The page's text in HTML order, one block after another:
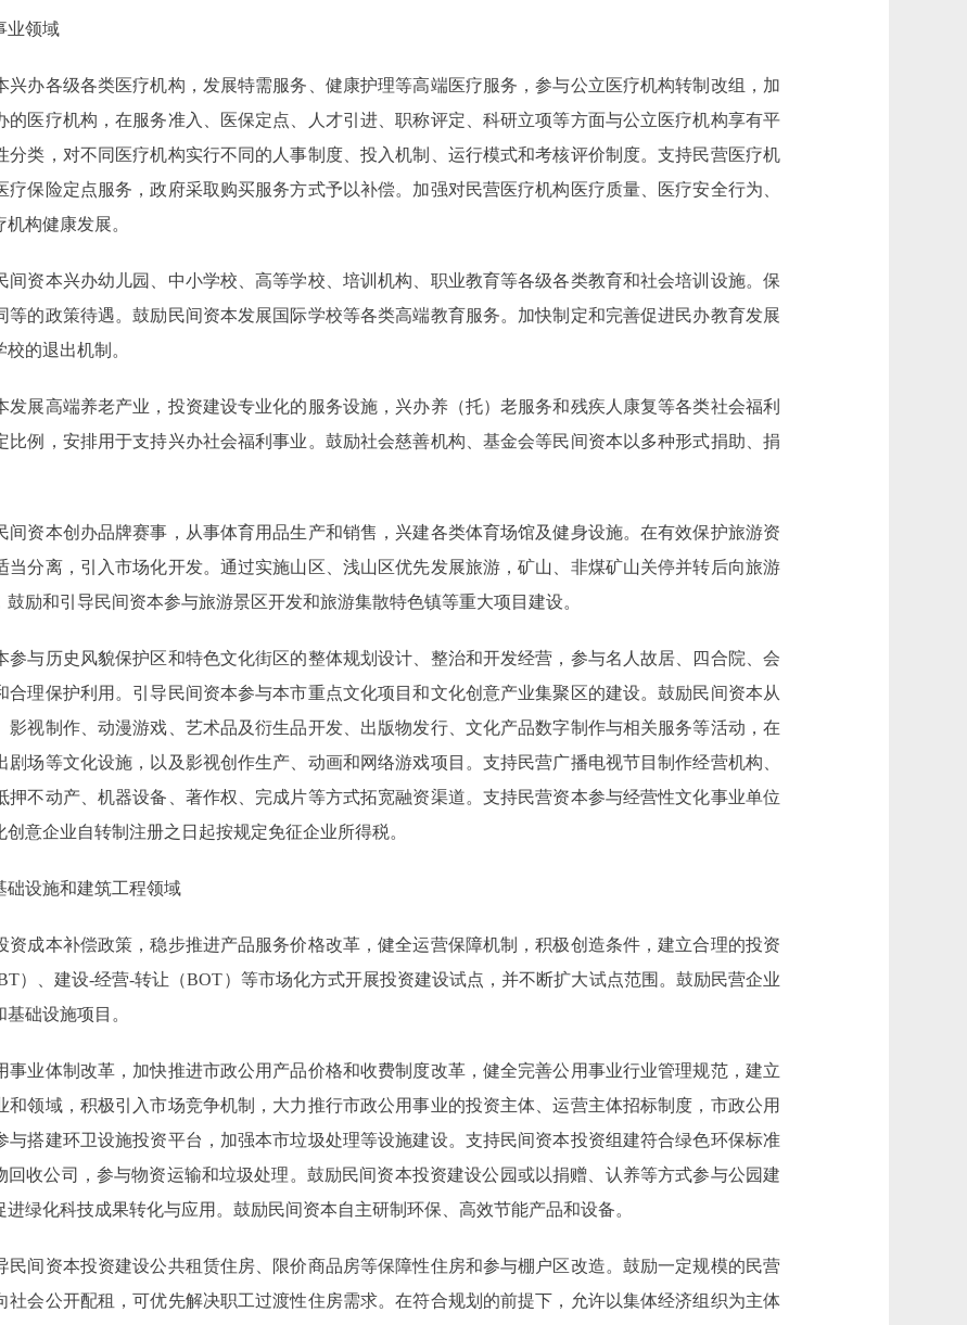
领域
各级各类医疗机构，发展特需服务、健康护理等高端医疗服务，参与公立医疗机构转制改组，加
医疗机构，在服务准入、医保定点、人才引进、职称评定、科研立项等方面与公立医疗机构享有平
类，对不同医疗机构实行不同的人事制度、投入机制、运行模式和考核评价制度。支持民营医疗机
保险定点服务，政府采取购买服务方式予以补偿。加强对民营医疗机构医疗质量、医疗安全行为、
构健康发展。
本兴办幼儿园、中小学校、高等学校、培训机构、职业教育等各级各类教育和社会培训设施。保
等的政策待遇。鼓励民间资本发展国际学校等各类高端教育服务。加快制定和完善促进民办教育发展
的退出机制。
高端养老产业，投资建设专业化的服务设施，兴办养（托）老服务和残疾人康复等各类社会福利
例，安排用于支持兴办社会福利事业。鼓励社会慈善机构、基金会等民间资本以多种形式捐助、捐
本创办品牌赛事，从事体育用品生产和销售，兴建各类体育场馆及健身设施。在有效保护旅游资
分离，引入市场化开发。通过实施山区、浅山区优先发展旅游，矿山、非煤矿山关停并转后向旅游
励和引导民间资本参与旅游景区开发和旅游集散特色镇等重大项目建设。
历史风貌保护区和特色文化街区的整体规划设计、整治和开发经营，参与名人故居、四合院、会
理保护利用。引导民间资本参与本市重点文化项目和文化创意产业集聚区的建设。鼓励民间资本从
视制作、动漫游戏、艺术品及衍生品开发、出版物发行、文化产品数字制作与相关服务等活动，在
场等文化设施，以及影视创作生产、动画和网络游戏项目。支持民营广播电视节目制作经营机构、
押不动产、机器设备、著作权、完成片等方式拓宽融资渠道。支持民营资本参与经营性文化事业单位
意企业自转制注册之日起按规定免征企业所得税。
设施和建筑工程领域
本补偿政策，稳步推进产品服务价格改革，健全运营保障机制，积极创造条件，建立合理的投资
）、建设-经营-转让（BOT）等市场化方式开展投资建设试点，并不断扩大试点范围。鼓励民营企业
础设施项目。
体制改革，加快推进市政公用产品价格和收费制度改革，健全完善公用事业行业管理规范，建立
领域，积极引入市场竞争机制，大力推行市政公用事业的投资主体、运营主体招标制度，市政公用
搭建环卫设施投资平台，加强本市垃圾处理等设施建设。支持民间资本投资组建符合绿色环保标准
回收公司，参与物资运输和垃圾处理。鼓励民间资本投资建设公园或以捐赠、认养等方式参与公园建
绿化科技成果转化与应用。鼓励民间资本自主研制环保、高效节能产品和设备。
资本投资建设公共租赁住房、限价商品房等保障性住房和参与棚户区改造。鼓励一定规模的民营
会公开配租，可优先解决职工过渡性住房需求。在符合规划的前提下，允许以集体经济组织为主体